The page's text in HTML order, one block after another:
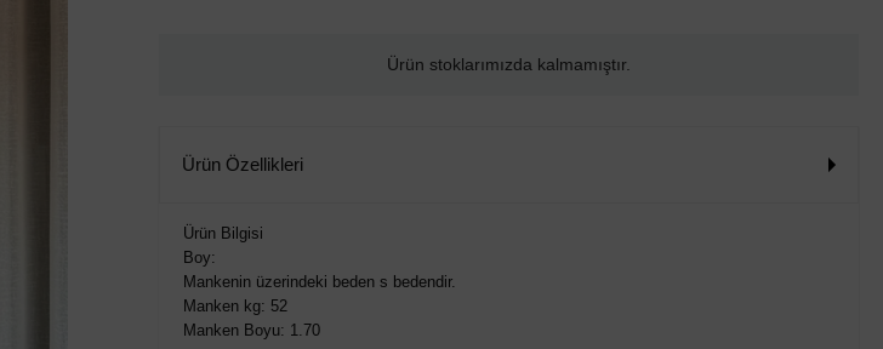
Ürün stoklarımızda kalmamıştır.
Ürün Özellikleri
Ürün Bilgisi
Boy:
Mankenin üzerindeki beden s bedendir.
Manken kg: 52
Manken Boyu: 1.70